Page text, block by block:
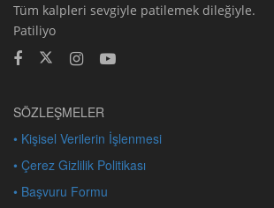
Tüm kalpleri sevgiyle patilemek dileğiyle.
Patiliyo
SÖZLEŞMELER
• Kişisel Verilerin İşlenmesi
• Çerez Gizlilik Politikası
• Başvuru Formu